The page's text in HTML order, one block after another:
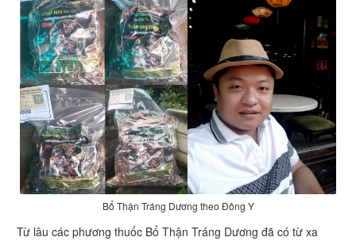
Bổ Thận Tráng Dương theo Đông Y
Từ lâu các phương thuốc Bổ Thận Tráng Dương đã có từ xa